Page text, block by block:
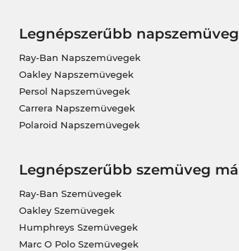
Legnépszerűbb
Ray-Ban Napszemüvegek
Oakley Napszemüvegek
Persol Napszemüvegek
Carrera Napszemüvegek
Polaroid Napszemüvegek
Legnépszerűbb szemüveg
Ray-Ban Szemüvegek
Oakley Szemüvegek
Humphreys Szemüvegek
Marc O Polo Szemüvegek